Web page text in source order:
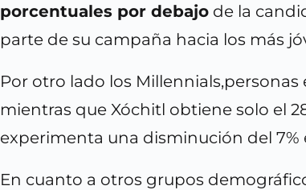
porcentuales por debajo de la
parte de su campaña hacia los más
Por otro lado los
mientras que Xóchitl obtiene solo el
experimenta una disminución del
En cuanto a otros grupos